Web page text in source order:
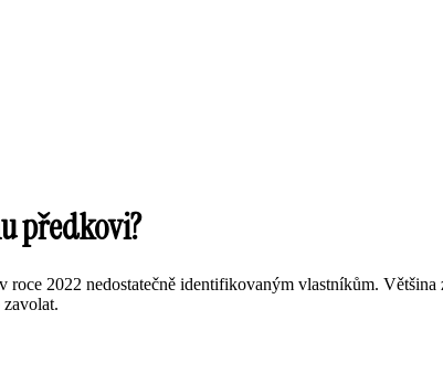
předkovi?
2022 nedostatečně identifikovaným vlastníkům.